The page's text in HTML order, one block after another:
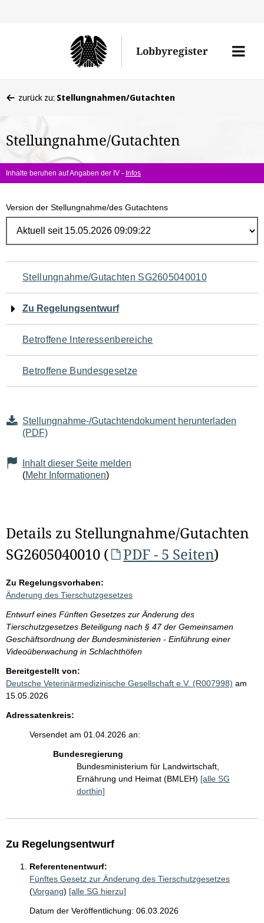
Lobbyregister
Menü
befinden
hier:
zurück zu: Stellungnahmen/Gutachten
Stellungnahme/Gutachten
Inhalte beruhen auf Angaben der IV - Infos
Version der Stellungnahme/des Gutachtens
Navigation
für
den
Seiteninhalt
Stellungnahme/Gutachten SG2605040010
Zu Regelungsentwurf
Betroffene Interessenbereiche
Betroffene Bundesgesetze
Stellungnahme-/Gutachtendokument herunterladen
(PDF)
Inhalt dieser Seite melden
(Mehr Informationen)
Details zu Stellungnahme/Gutachten
SG2605040010 (
PDF - 5 Seiten)
Zu Regelungsvorhaben:
Änderung des Tierschutzgesetzes
Entwurf eines Fünften Gesetzes zur Änderung des
Tierschutzgesetzes Beteiligung nach § 47 der Gemeinsamen
Geschäftsordnung der Bundesministerien - Einführung einer
Videoüberwachung in Schlachthöfen
Bereitgestellt von:
Deutsche Veterinärmedizinische Gesellschaft e.V. (R007998) am
15.05.2026
Adressatenkreis:
Versendet am 01.04.2026 an:
Bundesregierung
Bundesministerium für Landwirtschaft,
Ernährung und Heimat (BMLEH) [alle SG
dorthin]
Zu Regelungsentwurf
Referentenentwurf:
Fünftes Gesetz zur Änderung des Tierschutzgesetzes
(Vorgang) [alle SG hierzu]
Datum der Veröffentlichung: 06.03.2026